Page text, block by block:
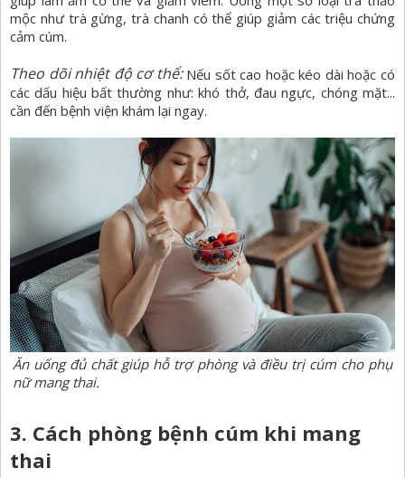
mộc như trà gừng, trà chanh có thể giúp giảm các triệu chứng
cảm cúm.
Theo dõi nhiệt độ cơ thể: Nếu sốt cao hoặc kéo dài hoặc có
các dấu hiệu bất thường như: khó thở, đau ngực, chóng mặt...
cần đến bệnh viện khám lại ngay.
Ăn uống đủ chất giúp hỗ trợ phòng và điều trị cúm cho phụ
nữ mang thai.
3. Cách phòng bệnh cúm khi mang
thai